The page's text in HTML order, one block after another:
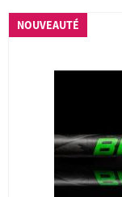
NOUVEAUTÉ